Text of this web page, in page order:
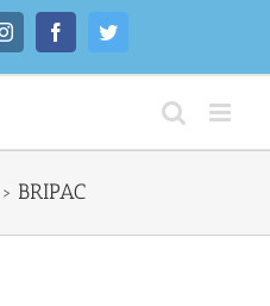
InstagramFacebookTwitter
› BRIPAC